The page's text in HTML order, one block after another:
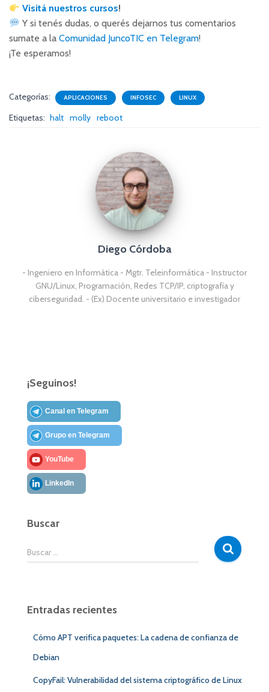
Visitá nuestros cursos!
Y si tenés dudas, o querés dejarnos tus comentarios
sumate a la Comunidad JuncoTIC en Telegram!
¡Te esperamos!
Categorías: APLICACIONES INFOSEC LINUX
Etiquetas: halt molly reboot
Diego Córdoba
- Ingeniero en Informática - Mgtr. Teleinformática - Instructor
GNU/Linux, Programación, Redes TCP/IP, criptografía y
ciberseguridad. - (Ex) Docente universitario e investigador
¡Seguinos!
Canal en Telegram
Grupo en Telegram
YouTube
LinkedIn
Buscar
B
u
r
Buscar …
Entradas recientes
Cómo APT verifica paquetes: La cadena de confianza de
Debian
CopyFail: Vulnerabilidad del sistema criptográfico de Linux